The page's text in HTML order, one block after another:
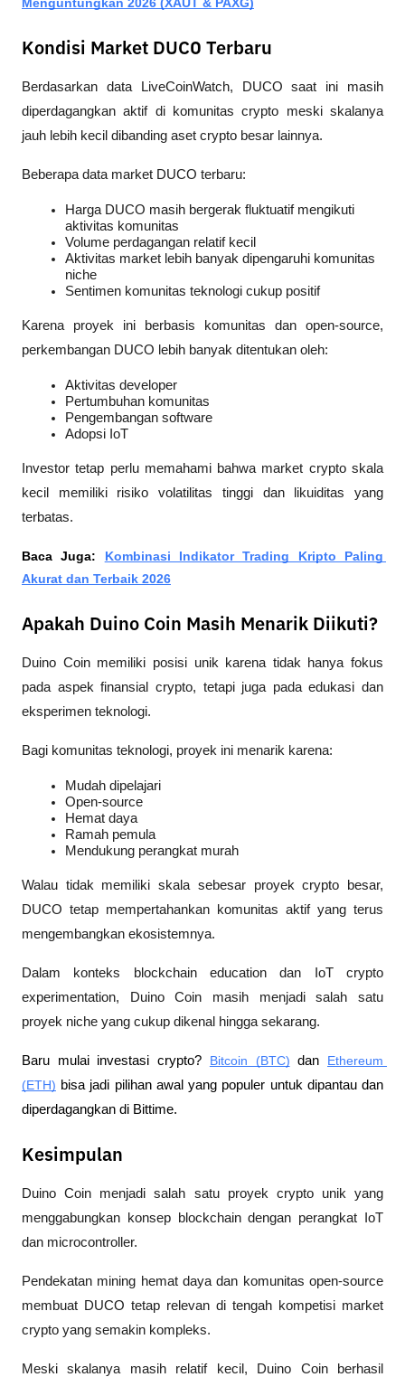
Kondisi Market DUCO Terbaru
Berdasarkan data LiveCoinWatch, DUCO saat ini masih
diperdagangkan aktif di komunitas crypto meski skalanya
jauh lebih kecil dibanding aset crypto besar lainnya.
Beberapa data market DUCO terbaru:
Harga DUCO masih bergerak fluktuatif mengikuti
aktivitas komunitas
Volume perdagangan relatif kecil
Aktivitas market lebih banyak dipengaruhi komunitas
niche
Sentimen komunitas teknologi cukup positif
Karena proyek ini berbasis komunitas dan open-source,
perkembangan DUCO lebih banyak ditentukan oleh:
Aktivitas developer
Pertumbuhan komunitas
Pengembangan software
Adopsi IoT
Investor tetap perlu memahami bahwa market crypto skala
kecil memiliki risiko volatilitas tinggi dan likuiditas yang
terbatas.
Baca Juga: Kombinasi Indikator Trading Kripto Paling
Akurat dan Terbaik 2026
Apakah Duino Coin Masih Menarik Diikuti?
Duino Coin memiliki posisi unik karena tidak hanya fokus
pada aspek finansial crypto, tetapi juga pada edukasi dan
eksperimen teknologi.
Bagi komunitas teknologi, proyek ini menarik karena:
Mudah dipelajari
Open-source
Hemat daya
Ramah pemula
Mendukung perangkat murah
Walau tidak memiliki skala sebesar proyek crypto besar,
DUCO tetap mempertahankan komunitas aktif yang terus
mengembangkan ekosistemnya.
Dalam konteks blockchain education dan IoT crypto
experimentation, Duino Coin masih menjadi salah satu
proyek niche yang cukup dikenal hingga sekarang.
Baru mulai investasi crypto? Bitcoin (BTC) dan Ethereum
(ETH) bisa jadi pilihan awal yang populer untuk dipantau dan
diperdagangkan di Bittime.
Kesimpulan
Duino Coin menjadi salah satu proyek crypto unik yang
menggabungkan konsep blockchain dengan perangkat IoT
dan microcontroller.
Pendekatan mining hemat daya dan komunitas open-source
membuat DUCO tetap relevan di tengah kompetisi market
crypto yang semakin kompleks.
Meski skalanya masih relatif kecil, Duino Coin berhasil